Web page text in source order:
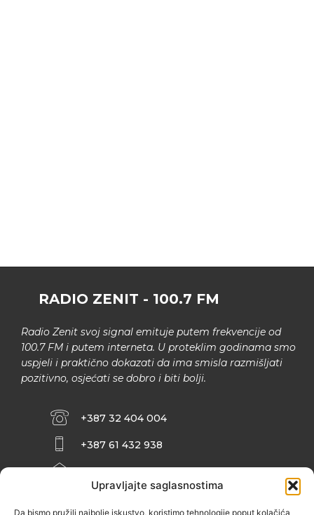
Upravljajte saglasnostima
Da bismo pružili najbolje iskustvo, koristimo tehnologije poput kolačića
RADIO ZENIT - 100.7 FM
Radio Zenit svoj signal emituje putem frekvencije od
100.7 FM i putem interneta. U proteklim godinama smo
uspjeli i praktično dokazati da ima smisla razmišljati
pozitivno, osjećati se dobro i biti bolji.
+387 32 404 004
+387 61 432 938
INFO@ZENIT.BA
ZENIČANKA, 3. SPRAT), 72000 ZENICA